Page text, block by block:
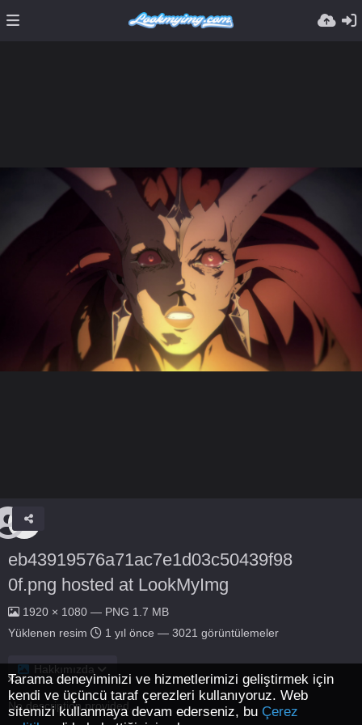
eb43919576a71ac7e1d03c50439f98
0f.png hosted at LookMyImg
1920 × 1080 — PNG 1.7 MB
Yüklenen resim
1 yıl önce — 3021 görüntülemeler
Hakkımızda
No description provided.
Tarama deneyiminizi ve hizmetlerimizi geliştirmek için
kendi ve üçüncü taraf çerezleri kullanıyoruz. Web
sitemizi kullanmaya devam ederseniz, bu Çerez